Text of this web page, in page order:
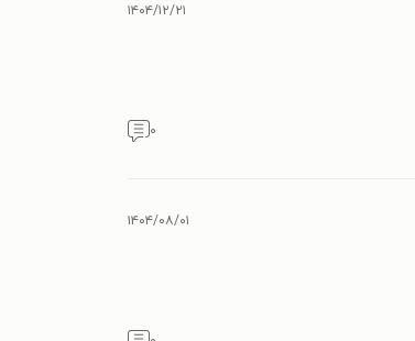
۱۴۰۴/۱۲/۲۱
۰
۱۴۰۴/۰۸/۰۱